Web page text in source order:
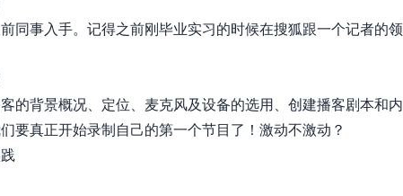
同事入手。记得之前刚毕业实习的时候在搜狐跟一个记者的领
的背景概况、定位、麦克风及设备的选用、创建播客剧本和内
要真正开始录制自己的第一个节目了！激动不激动？